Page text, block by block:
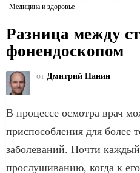
Медицина и здоровье
Разница между
фонендоскопом
от Дмитрий Панин
В процессе осмотра врач
приспособления для более
заболеваний. Почти каждый
прослушиванию, когда к